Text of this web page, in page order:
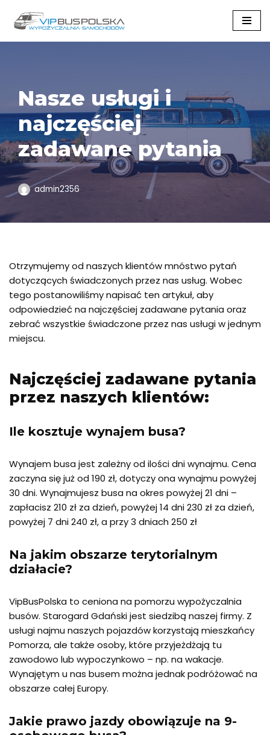
Przejdź
Nasze usługi i
najczęściej
zadawane pytania
admin2356
Otrzymujemy od naszych klientów mnóstwo pytań
dotyczących świadczonych przez nas usług. Wobec
tego postanowiliśmy napisać ten artykuł, aby
odpowiedzieć na najczęściej zadawane pytania oraz
zebrać wszystkie świadczone przez nas usługi w jednym
miejscu.
Najczęściej zadawane pytania
przez naszych klientów:
Ile kosztuje wynajem busa?
Wynajem busa jest zależny od ilości dni wynajmu. Cena
zaczyna się już od 190 zł, dotyczy ona wynajmu powyżej
30 dni. Wynajmujesz busa na okres powyżej 21 dni –
zapłacisz 210 zł za dzień, powyżej 14 dni 230 zł za dzień,
powyżej 7 dni 240 zł, a przy 3 dniach 250 zł
Na jakim obszarze terytorialnym
działacie?
VipBusPolska to ceniona na pomorzu wypożyczalnia
busów. Starogard Gdański jest siedzibą naszej firmy. Z
usługi najmu naszych pojazdów korzystają mieszkańcy
Pomorza, ale także osoby, które przyjeżdżają tu
zawodowo lub wypoczynkowo – np. na wakacje.
Wynajętym u nas busem można jednak podróżować na
obszarze całej Europy.
Jakie prawo jazdy obowiązuje na 9-